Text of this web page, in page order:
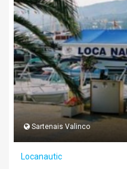
Sartenais Valinco
Locanautic